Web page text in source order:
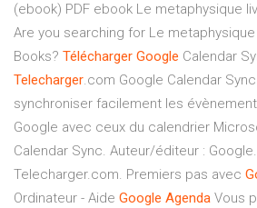
(ebook) PDF ebook Le metaphysique
Are you searching for Le
Books? Télécharger Google Calendar
Telecharger.com Google Calendar
synchroniser facilement les
Google avec ceux du calendrier
Calendar Sync. Auteur/éditeur :
Telecharger.com. Premiers pas avec
Ordinateur - Aide Google Agenda Vous